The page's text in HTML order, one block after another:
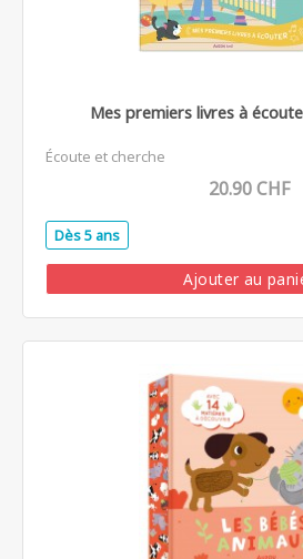
Mes premiers livres à
Écoute et cherche
20.90 CHF
Dès 5 ans
Ajouter au